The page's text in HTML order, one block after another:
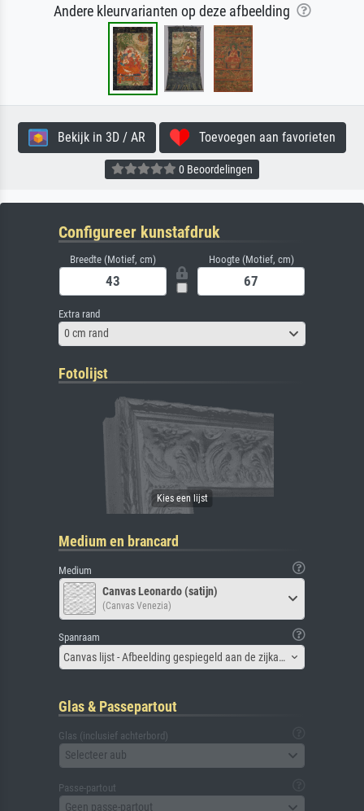
Andere kleurvarianten op deze afbeelding
Bekijk in 3D / AR Toevoegen aan favorieten
0 Beoordelingen
Configureer kunstafdruk
Breedte (Motief, cm) Hoogte (Motief, cm)
Extra rand
0 cm rand
Fotolijst
Medium en brancard
Medium
Canvas Leonardo (satijn)
(Canvas Venezia)
Spanraam
Canvas lijst - Afbeelding gespiegeld aan de zijkant
Glas & Passepartout
Glas (inclusief achterbord)
Selecteer aub
Passe-partout
Geen passe-partout